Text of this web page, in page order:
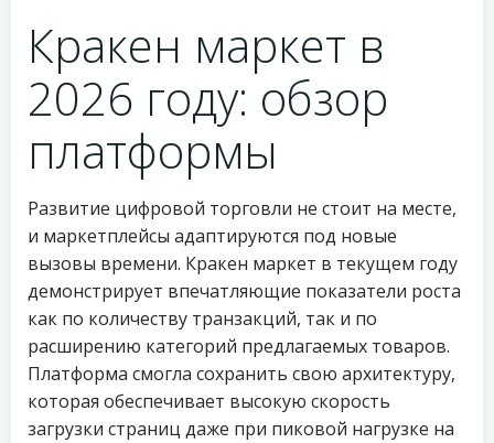
Кракен маркет в
2026 году: обзор
платформы
Развитие цифровой торговли не стоит на месте,
и маркетплейсы адаптируются под новые
вызовы времени. Кракен маркет в текущем году
демонстрирует впечатляющие показатели роста
как по количеству транзакций, так и по
расширению категорий предлагаемых товаров.
Платформа смогла сохранить свою архитектуру,
которая обеспечивает высокую скорость
загрузки страниц даже при пиковой нагрузке на